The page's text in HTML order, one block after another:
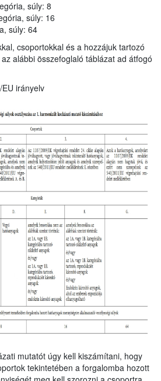
súly: 8
súly: 16
súly: 64
csoportokkal és a hozzájuk tartozó
alábbi összefoglaló táblázat ad átfogó
irányelv
mutatót úgy kell kiszámítani, hogy
tekintetében a forgalomba hozott